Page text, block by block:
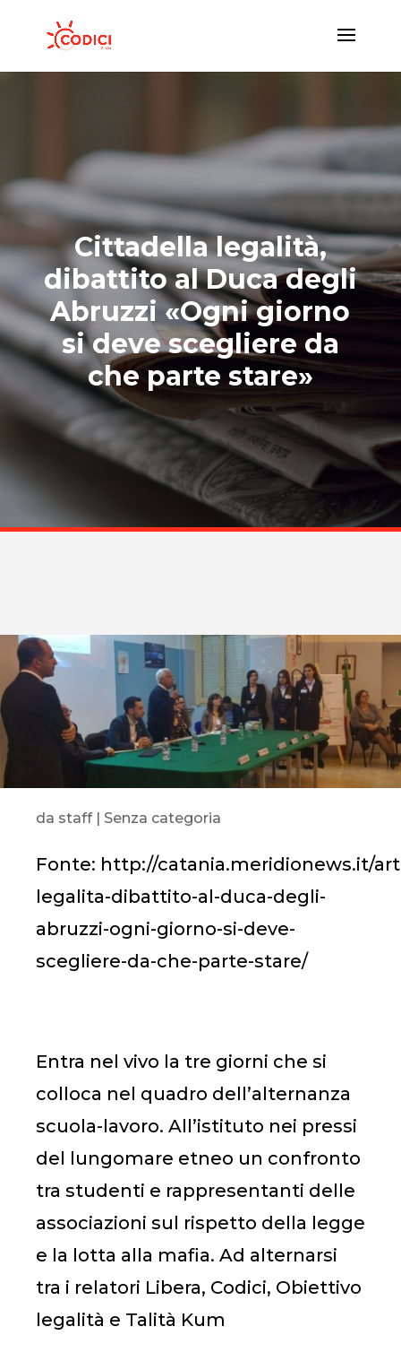
Cittadella legalità,
dibattito al Duca degli
Abruzzi «Ogni giorno
si deve scegliere da
che parte stare»
da staff| Senza categoria
Fonte: http://catania.meridionews.it/
legalita-dibattito-al-duca-degli-
abruzzi-ogni-giorno-si-deve-
scegliere-da-che-parte-stare/
Entra nel vivo la tre giorni che si
colloca nel quadro dell’alternanza
scuola-lavoro. All’istituto nei pressi
del lungomare etneo un confronto
tra studenti e rappresentanti delle
associazioni sul rispetto della legge
e la lotta alla mafia. Ad alternarsi
tra i relatori Libera, Codici, Obiettivo
legalità e Talità Kum